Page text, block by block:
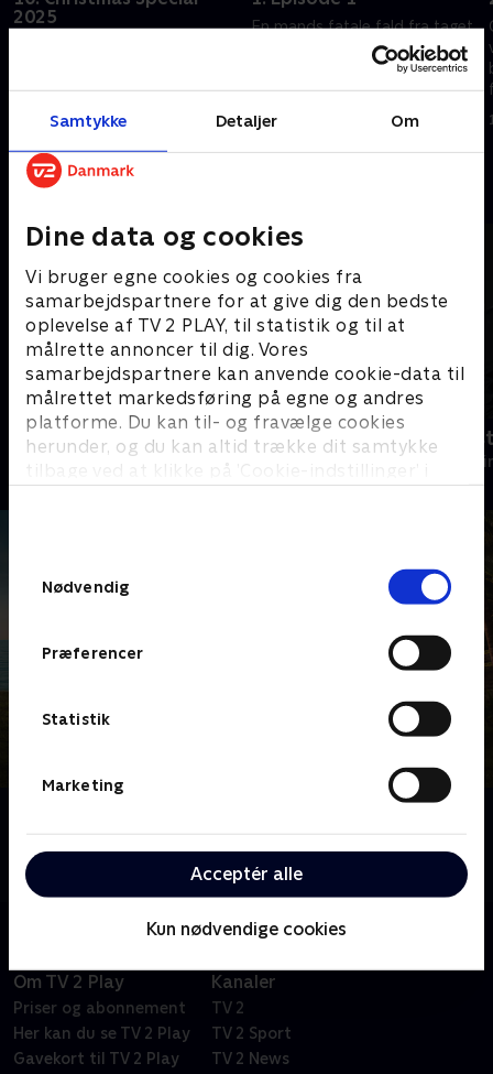
Samtykke Detaljer Om
Dine data og cookies
Vi bruger egne cookies og cookies fra
samarbejdspartnere for at give dig den bedste
oplevelse af TV 2 PLAY, til statistik og til at
målrette annoncer til dig. Vores
samarbejdspartnere kan anvende cookie-data til
målrettet markedsføring på egne og andres
platforme. Du kan til- og fravælge cookies
herunder, og du kan altid trække dit samtykke
tilbage ved at klikke på ’Cookie-indstillinger’ i
Nødvendig
Præferencer
Statistik
Marketing
Acceptér alle
Kun nødvendige cookies
2025
julemord, mens han endelig
hemmelighedsfulde halvbror,
Solomon.
En mands fatale fald fra taget
af en regeringsbygning sætter
Mervin og holdet på en hård
prøve.
15. april 2026 • 59 min
Andre så også
Mord på Mallorca
Krimi & Spænding • 2 sæsoner
Fornyet
Krimi &
der er brandvarmt - det er mordsagerne også.
Om TV 2 Play
Priser og abonnement
Her kan du se TV 2 Play
Gavekort til TV 2 Play
Kanaler
TV 2
TV 2 Sport
TV 2 News